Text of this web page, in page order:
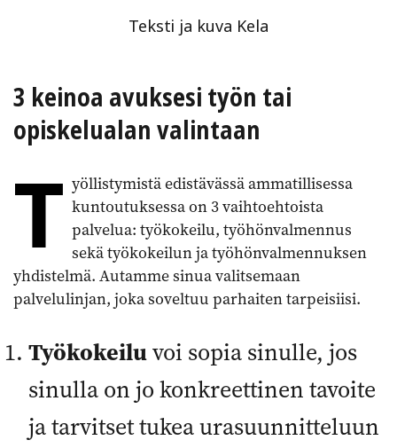
Teksti ja kuva Kela
3 keinoa avuksesi työn tai
opiskelu­alan valintaan
T yöllistymistä edistävässä ammatillisessa
kuntoutuksessa on 3 vaihtoehtoista
palvelua: työkokeilu, työhönvalmennus
sekä työkokeilun ja työhönvalmennuksen
yhdistelmä. Autamme sinua valitsemaan
palvelulinjan, joka soveltuu parhaiten tarpeisiisi.
Työkokeiluvoi sopia sinulle, jos
sinulla on jo konkreettinen tavoite
ja tarvitset tukea urasuunnitteluun